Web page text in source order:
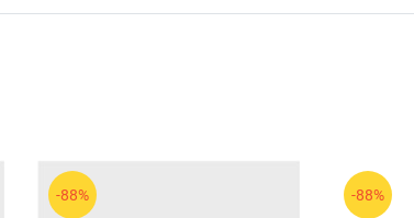
-88% -88%